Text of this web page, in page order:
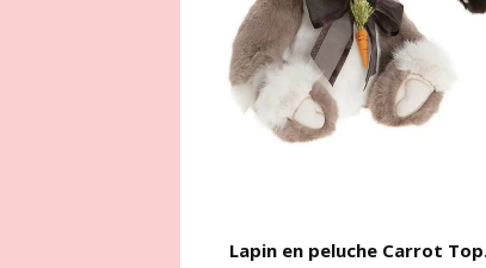
Lapin en peluche Carrot